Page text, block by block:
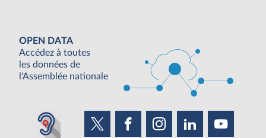
OPEN DATA
Accédez à toutes
les données de
l'Assemblée nationale